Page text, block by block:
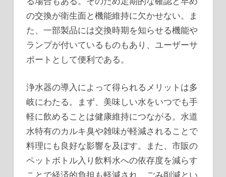
の交換が衛生面と機能維持に欠かせない。ま
た、一部製品には交換時期を知らせる機能や
ランプが付いているものもあり、ユーザーサ
ポートとして便利である。
浄水器の導入によって得られるメリットは多
岐にわたる。まず、美味しい水をいつでも手
軽に飲めることは健康維持につながる。水道
水特有のカルキ臭や雑味が軽減されることで
料理にも良好な影響を及ぼす。また、市販の
ペットボトル入り飲料水への依存度を減らす
ことで経済的負担も軽減され、ごみ削減とい